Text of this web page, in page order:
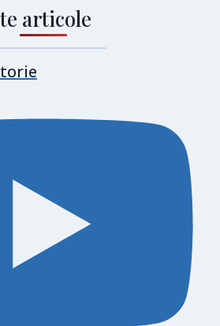
articole